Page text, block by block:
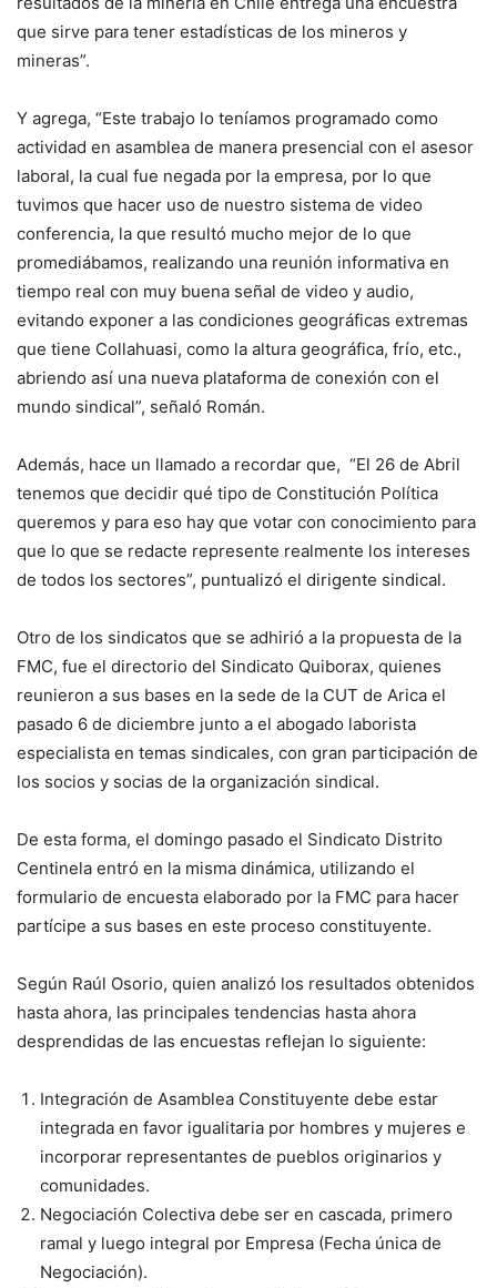
que sirve para tener estadísticas de los mineros y
mineras”.
Y agrega, “Este trabajo lo teníamos programado como
actividad en asamblea de manera presencial con el asesor
laboral, la cual fue negada por la empresa, por lo que
tuvimos que hacer uso de nuestro sistema de video
conferencia, la que resultó mucho mejor de lo que
promediábamos, realizando una reunión informativa en
tiempo real con muy buena señal de video y audio,
evitando exponer a las condiciones geográficas extremas
que tiene Collahuasi, como la altura geográfica, frío, etc.,
abriendo así una nueva plataforma de conexión con el
mundo sindical”, señaló Román.
Además, hace un llamado a recordar que, “El 26 de Abril
tenemos que decidir qué tipo de Constitución Política
queremos y para eso hay que votar con conocimiento para
que lo que se redacte represente realmente los intereses
de todos los sectores”, puntualizó el dirigente sindical.
Otro de los sindicatos que se adhirió a la propuesta de la
FMC, fue el directorio del Sindicato Quiborax, quienes
reunieron a sus bases en la sede de la CUT de Arica el
pasado 6 de diciembre junto a el abogado laborista
especialista en temas sindicales, con gran participación de
los socios y socias de la organización sindical.
De esta forma, el domingo pasado el Sindicato Distrito
Centinela entró en la misma dinámica, utilizando el
formulario de encuesta elaborado por la FMC para hacer
partícipe a sus bases en este proceso constituyente.
Según Raúl Osorio, quien analizó los resultados obtenidos
hasta ahora, las principales tendencias hasta ahora
desprendidas de las encuestas reflejan lo siguiente:
Integración de Asamblea Constituyente debe estar
integrada en favor igualitaria por hombres y mujeres e
incorporar representantes de pueblos originarios y
comunidades.
Negociación Colectiva debe ser en cascada, primero
ramal y luego integral por Empresa (Fecha única de
Negociación).